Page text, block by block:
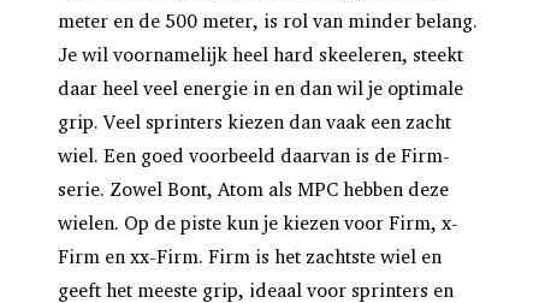
meter en de 500 meter, is rol van minder belang.
Je wil voornamelijk heel hard skeeleren, steekt
daar heel veel energie in en dan wil je optimale
grip. Veel sprinters kiezen dan vaak een zacht
wiel. Een goed voorbeeld daarvan is de Firm-
serie. Zowel Bont, Atom als MPC hebben deze
wielen. Op de piste kun je kiezen voor Firm, x-
Firm en xx-Firm. Firm is het zachtste wiel en
geeft het meeste grip, ideaal voor sprinters en